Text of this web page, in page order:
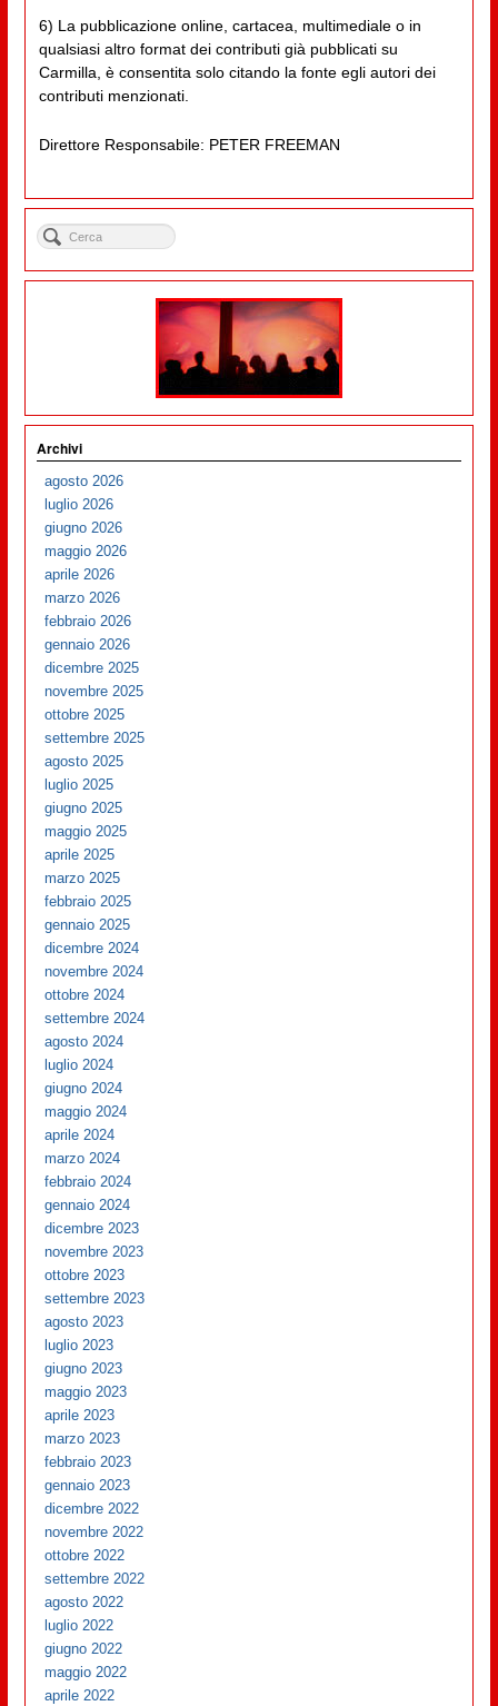
6) La pubblicazione online, cartacea, multimediale o in
qualsiasi altro format dei contributi già pubblicati su
Carmilla, è consentita solo citando la fonte egli autori dei
contributi menzionati.
Direttore Responsabile: PETER FREEMAN
Archivi
agosto 2026
luglio 2026
giugno 2026
maggio 2026
aprile 2026
marzo 2026
febbraio 2026
gennaio 2026
dicembre 2025
novembre 2025
ottobre 2025
settembre 2025
agosto 2025
luglio 2025
giugno 2025
maggio 2025
aprile 2025
marzo 2025
febbraio 2025
gennaio 2025
dicembre 2024
novembre 2024
ottobre 2024
settembre 2024
agosto 2024
luglio 2024
giugno 2024
maggio 2024
aprile 2024
marzo 2024
febbraio 2024
gennaio 2024
dicembre 2023
novembre 2023
ottobre 2023
settembre 2023
agosto 2023
luglio 2023
giugno 2023
maggio 2023
aprile 2023
marzo 2023
febbraio 2023
gennaio 2023
dicembre 2022
novembre 2022
ottobre 2022
settembre 2022
agosto 2022
luglio 2022
giugno 2022
maggio 2022
aprile 2022